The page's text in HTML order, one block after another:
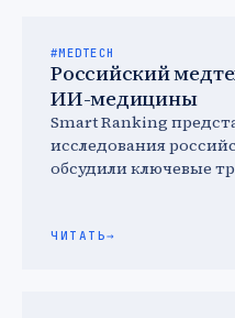
#MEDTECH
Российский
ИИ-медицины
Smart Ranking
исследования
обсудили ключевые
ЧИТАТЬ→